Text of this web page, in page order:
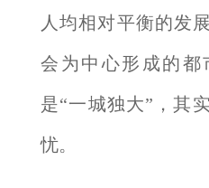
人均相对平衡的发
会为中心形成的都
是“一城独大”，其
忧。